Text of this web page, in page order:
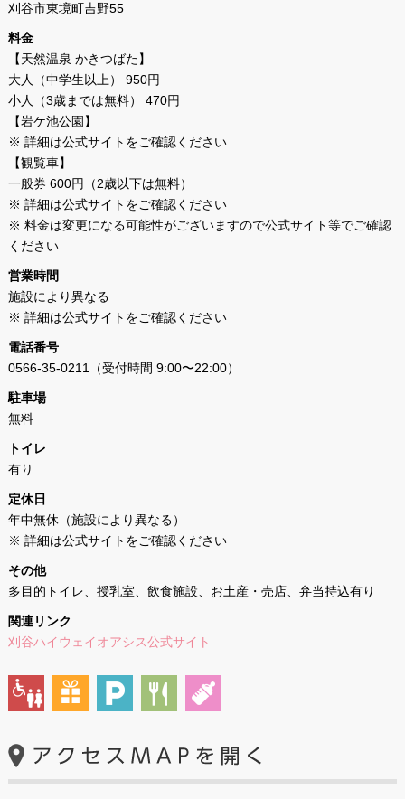
刈谷市東境町吉野55
料金
【天然温泉 かきつばた】
大人（中学生以上） 950円
小人（3歳までは無料） 470円
【岩ケ池公園】
※ 詳細は公式サイトをご確認ください
【観覧車】
一般券 600円（2歳以下は無料）
※ 詳細は公式サイトをご確認ください
※ 料金は変更になる可能性がございますので公式サイト等でご確認
ください
営業時間
施設により異なる
※ 詳細は公式サイトをご確認ください
電話番号
0566-35-0211（受付時間 9:00〜22:00）
駐車場
無料
トイレ
有り
定休日
年中無休（施設により異なる）
※ 詳細は公式サイトをご確認ください
その他
多目的トイレ、授乳室、飲食施設、お土産・売店、弁当持込有り
関連リンク
刈谷ハイウェイオアシス公式サイト